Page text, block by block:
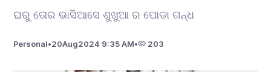
ଘରୁ ତୋର ଭାସିଆସେ ଶୁଖୁଆ ର ପୋଡା ଗନ୍ଧ
Personal•20Aug2024 9:35 AM• 203